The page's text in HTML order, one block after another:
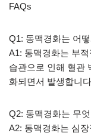
FAQs
Q1: 동맥경화는 어
A1: 동맥경화는 부
습관으로 인해 혈관
화되면서 발생합니
Q2: 동맥경화는 무
A2: 동맥경화는 심